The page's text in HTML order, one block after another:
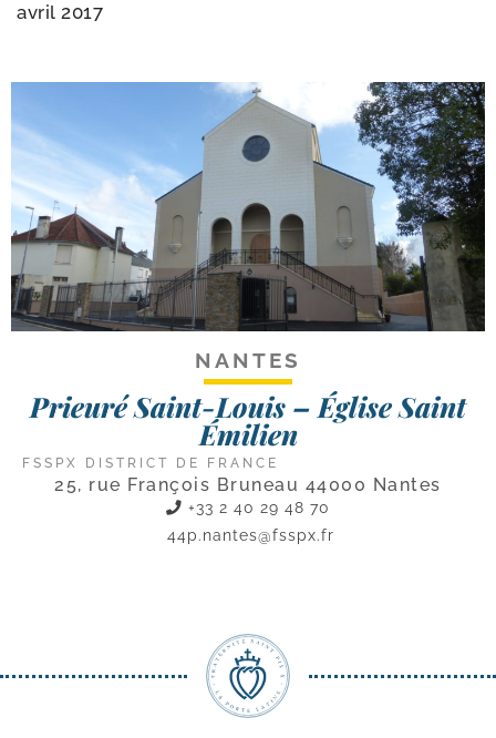
avril 2017
NANTES
Prieuré Saint-Louis – Église Saint
Émilien
FSSPX DISTRICT DE FRANCE
25, rue François Bruneau 44000 Nantes
+33 2 40 29 48 70
44p.nantes@fsspx.fr